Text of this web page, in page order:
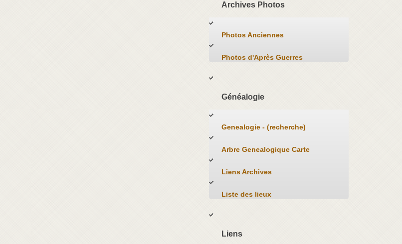
Archives Photos
Photos Anciennes
Photos d'Après Guerres
Généalogie
Genealogie - (recherche)
Arbre Genealogique Carte
Liens Archives
Liste des lieux
Liens